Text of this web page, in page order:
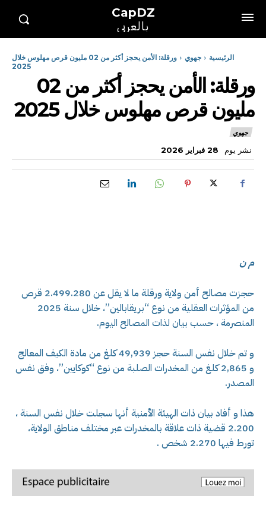
CapDZ
بالعربي
الرئيسية جهوي
ورقلة: الأمن يحجز أكثر من 02 مليون قرص مهلوس خلال
2025
ورقلة: الأمن يحجز أكثر من 02
مليون قرص مهلوس خلال 2025
جهوي
نشر يوم 28 فبراير 2026
م ن
حجزت مصالح أمن ولاية ورقلة ما لا يقل عن 2.499.280 قرص
من المؤثرات العقلية من نوع “بريقابالين”، خلال سنة 2025
المنصرمة ، حسب بيان لذات المصالح اليوم.
و تم خلال نفس السنة حجز 49,939 كلغ من مادة الكيف المعالج
و 2,865 كلغ من المخدرات الصلبة من نوع “كوكايين”، وفق نفس
المصدر.
هذا و أفاد بيان ذات الهيئة الأمنية أنها سجلت خلال نفس السنة ،
2.200 قضية ذات علاقة بالمخدرات عبر مختلف مناطق الولاية،
تورط فيها 2.270 شخص .